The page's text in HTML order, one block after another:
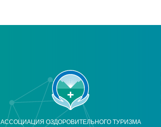
АССОЦИАЦИЯ ОЗДОРОВИТЕЛЬНОГО ТУРИЗМА